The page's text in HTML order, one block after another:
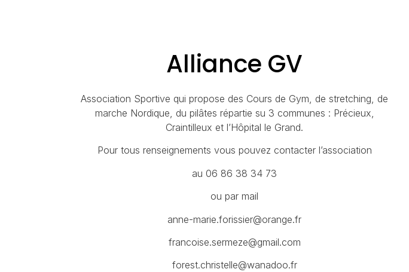
Alliance GV
Association Sportive qui propose des Cours de Gym, de stretching, de
marche Nordique, du pilâtes répartie su 3 communes : Précieux,
Craintilleux et l’Hôpital le Grand.
Pour tous renseignements vous pouvez contacter l’association
au 06 86 38 34 73
ou par mail
anne-marie.forissier@orange.fr
francoise.sermeze@gmail.com
forest.christelle@wanadoo.fr